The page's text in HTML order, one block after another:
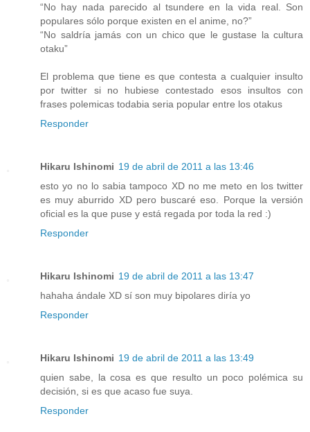
“No hay nada parecido al tsundere en la vida real. Son
populares sólo porque existen en el anime, no?”
“No saldría jamás con un chico que le gustase la cultura
otaku”
El problema que tiene es que contesta a cualquier insulto
por twitter si no hubiese contestado esos insultos con
frases polemicas todabia seria popular entre los otakus
Responder
Hikaru Ishinomi 19 de abril de 2011 a las 13:46
esto yo no lo sabia tampoco XD no me meto en los twitter
es muy aburrido XD pero buscaré eso. Porque la versión
oficial es la que puse y está regada por toda la red :)
Responder
Hikaru Ishinomi 19 de abril de 2011 a las 13:47
hahaha ándale XD sí son muy bipolares diría yo
Responder
Hikaru Ishinomi 19 de abril de 2011 a las 13:49
quien sabe, la cosa es que resulto un poco polémica su
decisión, si es que acaso fue suya.
Responder